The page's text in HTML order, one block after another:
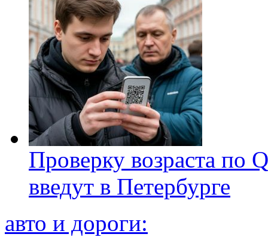
Проверку возраста по
введут в Петербурге
авто и дороги: